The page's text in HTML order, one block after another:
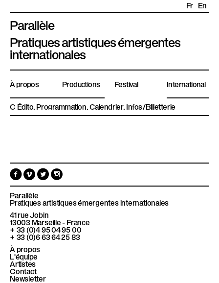
Parallèle
P
l
a
t
e
f
o
P
a
r
a
l
l
è
l
e
Pratiques artistiques émergentes
internationales
Fr En
À propos Productions Festival International
Édito Programmation Calendrier Infos/Billetterie
i
t
o
F
a
c
e
b
o
o
k
V
i
m
e
o
T
w
i
t
e
s
a
g
a
m
Parallèle
Pratiques artistiques émergentes internationales
41 rue Jobin
13003 Marseille - France
+ 33 (0)4 95 04 95 00
+ 33 (0)6 63 64 25 83
À propos
L'équipe
Artistes
Contact
Newsletter